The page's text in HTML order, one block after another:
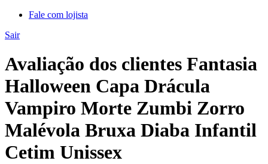
Fale com lojista
Sair
Avaliação dos clientes Fantasia
Halloween Capa Drácula
Vampiro Morte Zumbi Zorro
Malévola Bruxa Diaba Infantil
Cetim Unissex